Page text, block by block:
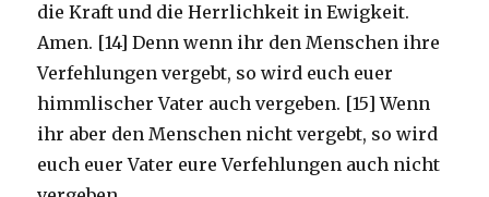
die Kraft und die Herrlichkeit in Ewigkeit.
Amen. [14] Denn wenn ihr den Menschen ihre
Verfehlungen vergebt, so wird euch euer
himmlischer Vater auch vergeben. [15] Wenn
ihr aber den Menschen nicht vergebt, so wird
euch euer Vater eure Verfehlungen auch nicht